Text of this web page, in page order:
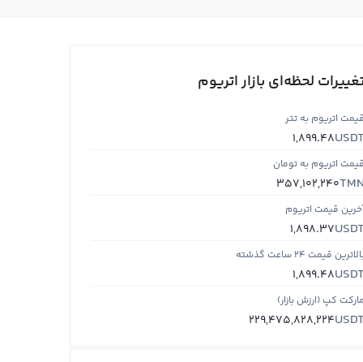
لحظه‌ای بازار اتریوم
قیمت اتریوم به تتر
1,899.48
قیمت اتریوم به تومان
TMN
357,102,240
قیمت اتریوم
1,898.37
قیمت ۲۴ ساعت گذشته
1,899.48
مارکت کپ (ارزش بازار)
229,475,828,224